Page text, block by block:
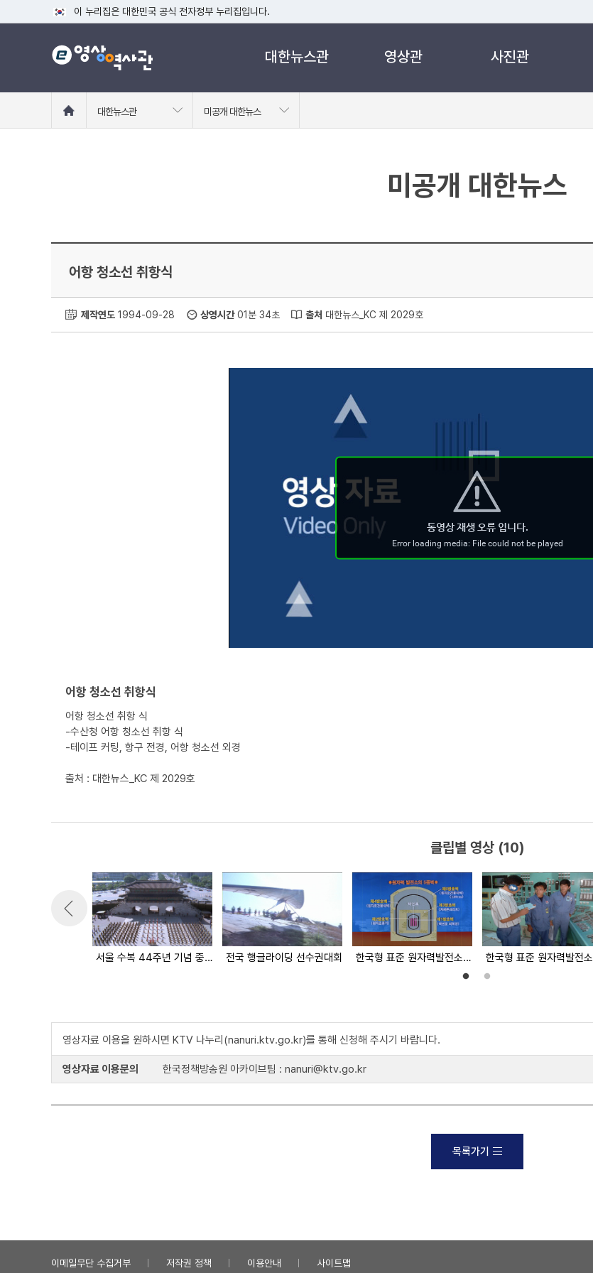
이 누리집은 대한민국 공식 전자정부 누리집입니다.
공식 누리집 주소 확인하기
go.kr 주소를 사용하는 누리집은 대한민국 정부기관이 관리하는 누리집입니다.
대한뉴스관 영상관 사진관
로
대한뉴스관 미공개 대한뉴스
미공개 대한뉴스
어항 청소선 취항식
제작연도 1994-09-28 상영시간01분 34초 출처 대한뉴스_KC 제 2029호
어항 청소선 취항식
어항 청소선 취항 식
-수산청 어항 청소선 취항 식
-테이프 커팅, 항구 전경, 어항 청소선 외경
출처 : 대한뉴스_KC 제 2029호
클립별 영상 (10)
서울 수복 44주년 기념 중앙청 주기게양식 전국 행글라이딩 선수권대회 한국형 표준 원자력발전소 (대한뉴스 2029호 수록) 한국형 표준 원자력발전소
영상자료 이용을 원하시면 KTV 나누리(nanuri.ktv.go.kr)를 통해 신청해 주시기 바랍니다.
영상자료 이용문의 한국정책방송원 아카이브팀 : nanuri@ktv.go.kr
목록가기
이메일무단 수집거부 저작권 정책 이용안내 사이트맵